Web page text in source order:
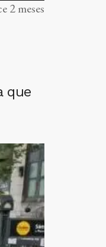
2 meses
que